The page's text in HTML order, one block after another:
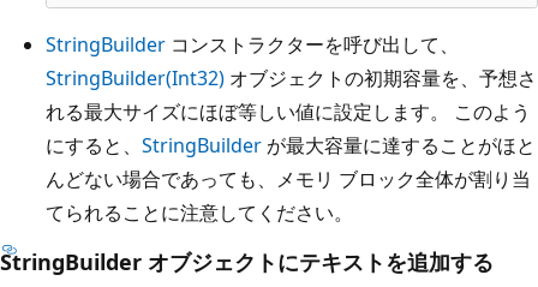
StringBuilder コンストラクターを呼び出して、
StringBuilder(Int32) オブジェクトの初期容量を、予想さ
れる最大サイズにほぼ等しい値に設定します。 このよう
にすると、 StringBuilder が最大容量に達することがほと
んどない場合であっても、メモリ ブロック全体が割り当
てられることに注意してください。
StringBuilder オブジェクトにテキストを追加する